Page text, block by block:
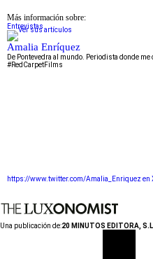
Más información sobre:
Entrevistas
Amalia Enríquez
De Pontevedra al mundo. Periodista donde
#RedCarpetFilms
https://www.twitter.com/Amalia_Enriquez en
Una publicación de:20 MINUTOS EDITORA,